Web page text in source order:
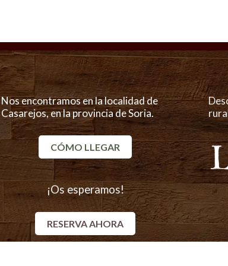
Nos encontramos en la localidad de
Casarejos, en la provincia de Soria.
CÓMO LLEGAR
¡Os esperamos!
RESERVA AHORA